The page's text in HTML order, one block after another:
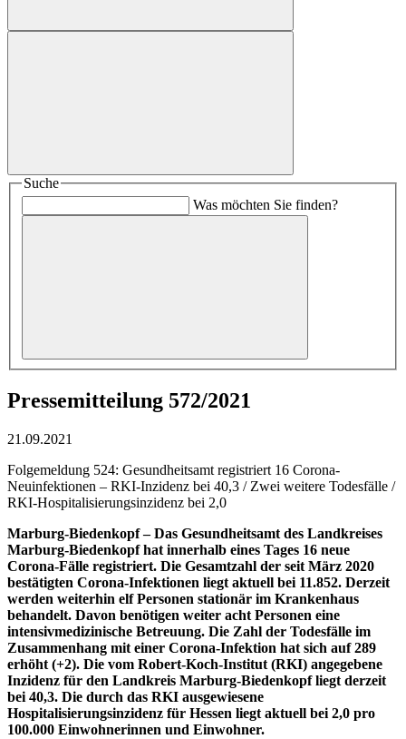
Suche
Was möchten Sie finden?
Pressemitteilung 572/2021
21.09.2021
Folgemeldung 524: Gesundheitsamt registriert 16 Corona-
Neuinfektionen – RKI-Inzidenz bei 40,3 / Zwei weitere Todesfälle /
RKI-Hospitalisierungsinzidenz bei 2,0
Marburg-Biedenkopf –Das Gesundheitsamt des Landkreises
Marburg-Biedenkopf hat innerhalb eines Tages 16 neue
Corona-Fälle registriert. Die Gesamtzahl der seit März 2020
bestätigten Corona-Infektionen liegt aktuell bei 11.852. Derzeit
werden weiterhin elf Personen stationär im Krankenhaus
behandelt. Davon benötigen weiter acht Personen eine
intensivmedizinische Betreuung. Die Zahl der Todesfälle im
Zusammenhang mit einer Corona-Infektion hat sich auf 289
erhöht (+2). Die vom Robert-Koch-Institut (RKI) angegebene
Inzidenz für den Landkreis Marburg-Biedenkopf liegt derzeit
bei 40,3. Die durch das RKI ausgewiesene
Hospitalisierungsinzidenz für Hessen liegt aktuell bei 2,0 pro
100.000 Einwohnerinnen und Einwohner.